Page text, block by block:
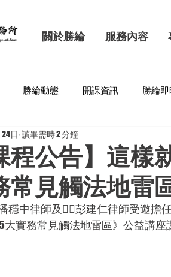
關於勝綸 服務內容
勝綸動態 開課資訊 勝綸
程公告】這
常見觸法地雷
日 讀畢需時 2 分鐘
穩中律師及🦸‍♂彭建仁律師受邀擔
大實務常見觸法地雷區》公益講座